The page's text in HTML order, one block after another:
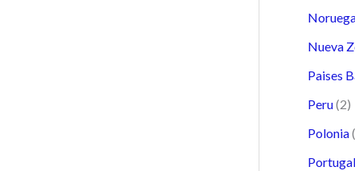
Nueva
Paises
Peru(2)
Polonia
Portugal